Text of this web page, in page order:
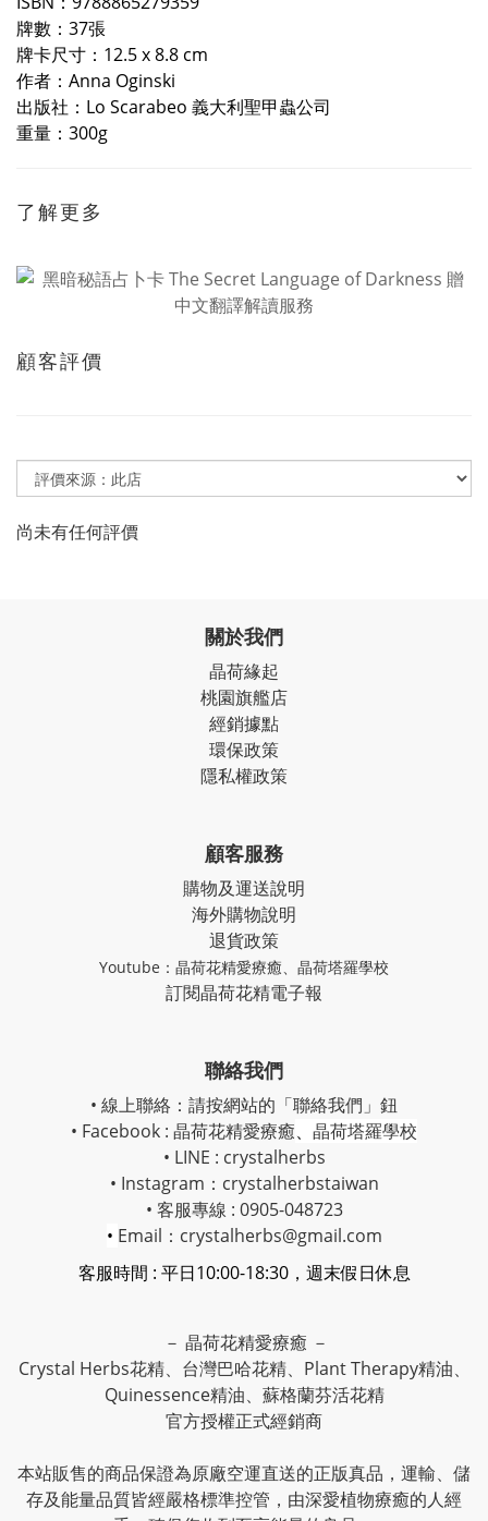
牌數：37張
牌卡尺寸：12.5 x 8.8 cm
作者：Anna Oginski
出版社：Lo Scarabeo 義大利聖甲蟲公司
重量：300g
了解更多
顧客評價
尚未有任何評價
關於我們
晶荷緣起
桃園旗艦店
經銷據點
環保政策
隱私權政策
顧客服務
購物及運送說明
海外購物說明
退貨政策
Youtube： 晶荷花精愛療癒、 晶荷塔羅學校
訂閱晶荷花精電子報
聯絡我們
• 線上聯絡：請按網站的「聯絡我們」鈕
• Facebook : 晶荷花精愛療癒、 晶荷塔羅學校
• LINE : crystalherbs
• Instagram： crystalherbstaiwan
• 客服專線 : 0905-048723
• Email：crystalherbs@gmail.com
客服時間 : 平日10:00-18:30，週末假日休息
－ 晶荷花精愛療癒 －
Crystal Herbs花精、台灣巴哈花精、Plant Therapy精油、
Quinessence精油、蘇格蘭芬活花精
官方授權正式經銷商
本站販售的商品保證為原廠空運直送的正版真品，運輸、儲
存及能量品質皆經嚴格標準控管，由深愛植物療癒的人經